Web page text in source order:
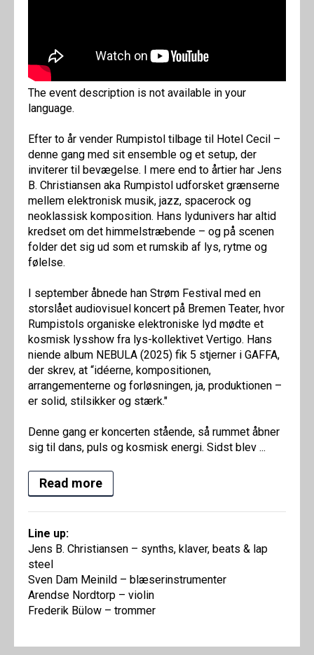
The event description is not available in your
language.
Efter to år vender Rumpistol tilbage til Hotel Cecil –
denne gang med sit ensemble og et setup, der
inviterer til bevægelse. I mere end to årtier har Jens
B. Christiansen aka Rumpistol udforsket grænserne
mellem elektronisk musik, jazz, spacerock og
neoklassisk komposition. Hans lydunivers har altid
kredset om det himmelstræbende – og på scenen
folder det sig ud som et rumskib af lys, rytme og
følelse.
I september åbnede han Strøm Festival med en
storslået audiovisuel koncert på Bremen Teater, hvor
Rumpistols organiske elektroniske lyd mødte et
kosmisk lysshow fra lys-kollektivet Vertigo. Hans
niende album NEBULA (2025) fik 5 stjerner i GAFFA,
der skrev, at “idéerne, kompositionen,
arrangementerne og forløsningen, ja, produktionen –
er solid, stilsikker og stærk."‍
Denne gang er koncerten stående, så rummet åbner
sig til dans, puls og kosmisk energi. Sidst blev ...
Read more
Line up:
Jens B. Christiansen – synths, klaver, beats & lap
steel
Sven Dam Meinild – blæserinstrumenter
Arendse Nordtorp – violin
Frederik Bülow – trommer